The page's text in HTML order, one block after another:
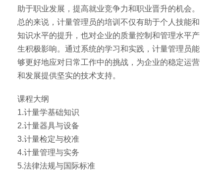
助于职业发展，提高就业竞争力和职业晋升的机会。
总的来说，计量管理员的培训不仅有助于个人技能和
知识水平的提升，也对企业的质量控制和管理水平产
生积极影响。通过系统的学习和实践，计量管理员能
够更好地应对日常工作中的挑战，为企业的稳定运营
和发展提供坚实的技术支持。
课程大纲
1.计量学基础知识
2.计量器具与设备
3.计量检定与校准
4.计量管理与实务
5.法律法规与国际标准